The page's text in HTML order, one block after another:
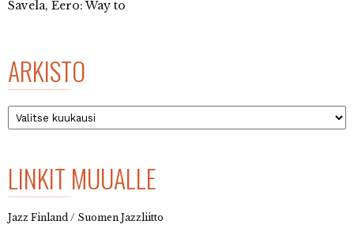
Savela, Eero: Way to
ARKISTO
Arkisto
LINKIT MUUALLE
Jazz Finland / Suomen Jazzliitto